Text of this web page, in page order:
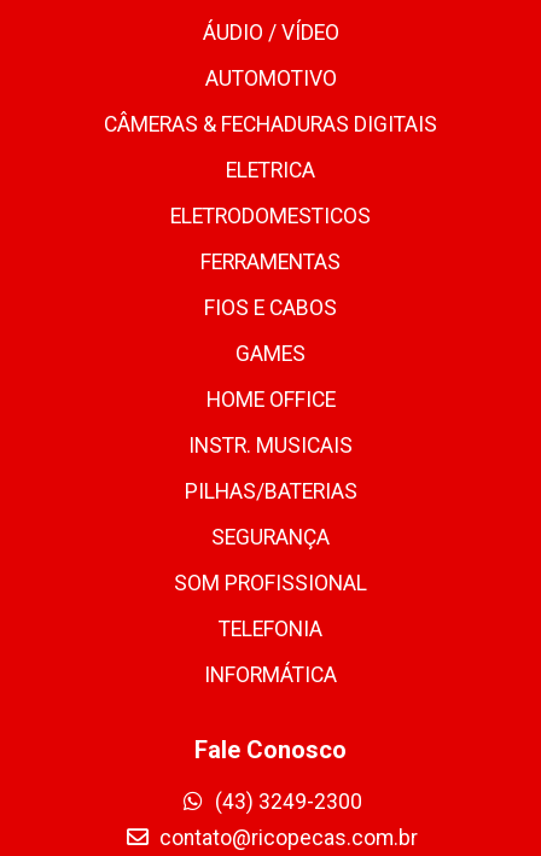
ÁUDIO / VÍDEO
AUTOMOTIVO
CÂMERAS & FECHADURAS DIGITAIS
ELETRICA
ELETRODOMESTICOS
FERRAMENTAS
FIOS E CABOS
GAMES
HOME OFFICE
INSTR. MUSICAIS
PILHAS/BATERIAS
SEGURANÇA
SOM PROFISSIONAL
TELEFONIA
INFORMÁTICA
Fale Conosco
(43) 3249-2300
contato@ricopecas.com.br